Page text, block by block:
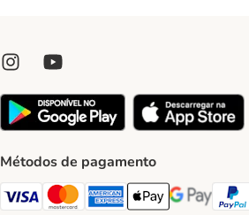
Métodos de pagamento
Visa Payment Method
Mastercard Payment Method
American Express Payment
Apple Pay Payment
Google Pay